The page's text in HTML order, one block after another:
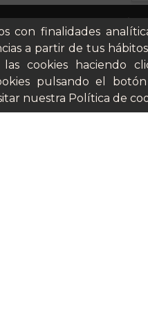
con finalidades
a partir de tus
cookies haciendo
pulsando el
nuestra Política de
Quién
Cultura